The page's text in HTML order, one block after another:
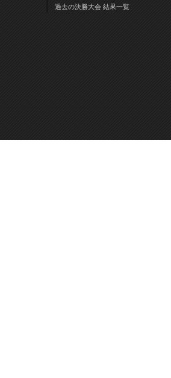
過去の決勝大会 結果一覧